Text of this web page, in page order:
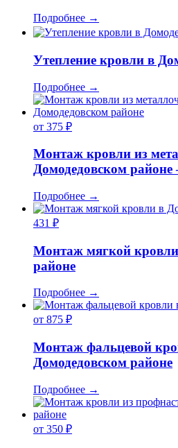
Подробнее →
Утепление кровли в
Подробнее →
от 375 ₽
Монтаж кровли из
Домодедовском районе
Подробнее →
431 ₽
Монтаж мягкой
районе
Подробнее →
от 875 ₽
Монтаж фальцевой
Домодедовском районе
Подробнее →
от 350 ₽